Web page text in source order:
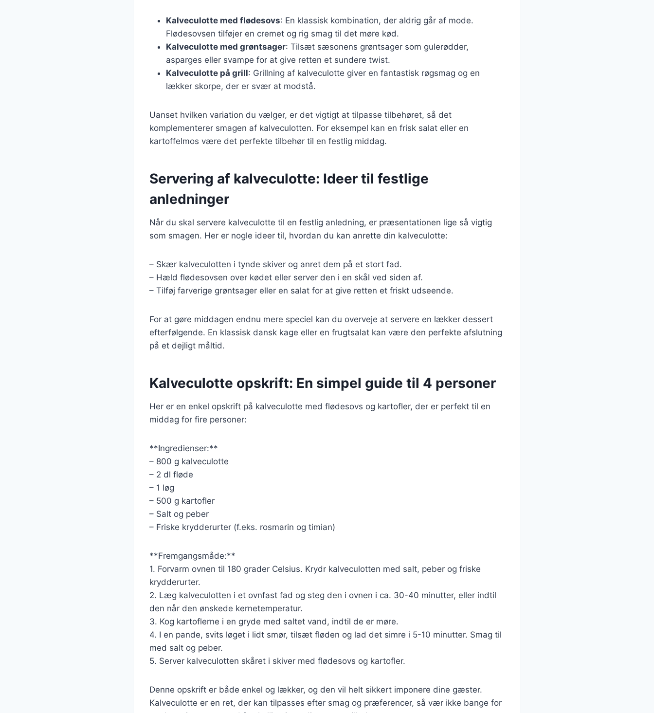
Kalveculotte med flødesovs: En klassisk kombination, der aldrig går af mode.
Flødesovsen tilføjer en cremet og rig smag til det møre kød.
Kalveculotte med grøntsager: Tilsæt sæsonens grøntsager som gulerødder,
asparges eller svampe for at give retten et sundere twist.
Kalveculotte på grill: Grillning af kalveculotte giver en fantastisk røgsmag og en
lækker skorpe, der er svær at modstå.
Uanset hvilken variation du vælger, er det vigtigt at tilpasse tilbehøret, så det
komplementerer smagen af kalveculotten. For eksempel kan en frisk salat eller en
kartoffelmos være det perfekte tilbehør til en festlig middag.
Servering af kalveculotte: Ideer til festlige
anledninger
Når du skal servere kalveculotte til en festlig anledning, er præsentationen lige så vigtig
som smagen. Her er nogle ideer til, hvordan du kan anrette din kalveculotte:
– Skær kalveculotten i tynde skiver og anret dem på et stort fad.
– Hæld flødesovsen over kødet eller server den i en skål ved siden af.
– Tilføj farverige grøntsager eller en salat for at give retten et friskt udseende.
For at gøre middagen endnu mere speciel kan du overveje at servere en lækker dessert
efterfølgende. En klassisk dansk kage eller en frugtsalat kan være den perfekte afslutning
på et dejligt måltid.
Kalveculotte opskrift: En simpel guide til 4 personer
Her er en enkel opskrift på kalveculotte med flødesovs og kartofler, der er perfekt til en
middag for fire personer:
**Ingredienser:**
– 800 g kalveculotte
– 2 dl fløde
– 1 løg
– 500 g kartofler
– Salt og peber
– Friske krydderurter (f.eks. rosmarin og timian)
**Fremgangsmåde:**
1. Forvarm ovnen til 180 grader Celsius. Krydr kalveculotten med salt, peber og friske
krydderurter.
2. Læg kalveculotten i et ovnfast fad og steg den i ovnen i ca. 30-40 minutter, eller indtil
den når den ønskede kernetemperatur.
3. Kog kartoflerne i en gryde med saltet vand, indtil de er møre.
4. I en pande, svits løget i lidt smør, tilsæt fløden og lad det simre i 5-10 minutter. Smag til
med salt og peber.
5. Server kalveculotten skåret i skiver med flødesovs og kartofler.
Denne opskrift er både enkel og lækker, og den vil helt sikkert imponere dine gæster.
Kalveculotte er en ret, der kan tilpasses efter smag og præferencer, så vær ikke bange for